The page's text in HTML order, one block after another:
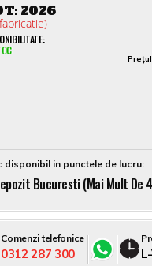
2026
disponibil in punctele de lucru:
Bucuresti (mai Mult De
Comenzi telefonice
0312 287 300